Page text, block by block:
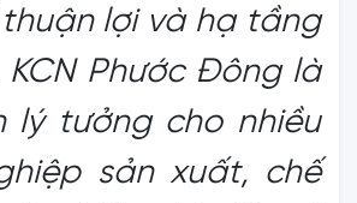
lợi và hạ tầng
Phước Đông là
lý tưởng cho nhiều
sản xuất, chế